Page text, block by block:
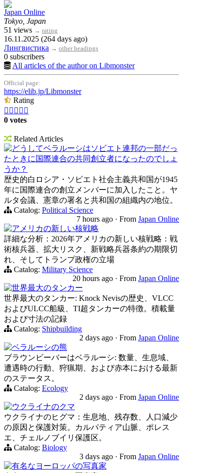
Japan Online
Tokyo, Japan
51 views → rating
16.11.2025 (264 days ago)
Лингвистика → other headings
0 subscribers
All articles of the author on Libmonster
Official page:
https://elib.jp/Libmonster
Rating
    
0 votes
Related Articles
どうしてベラルーシはソビエト連邦の一部だっ
たときに国際連合の共同創立者になったのでしょ
うか？
歴史的白ロシア・ソビエト社会主義共和国が1945
年に国際連合の創立メンバーに加入したこと。ヤ
ルタ会議、憲章の署名と共和国の組織内の地位。
Catalog: Political Science
7 hours ago · From Japan Online
アメリカの新しい核戦略
詳細な分析：2026年アメリカの新しい核戦略：戦
術核兵器、拡大リスク、新戦略兵器条約の期限切
れ、そしてトランプ政権の立場
Catalog: Military Science
20 hours ago · From Japan Online
世界最大のタンカー
世界最大のタンカー: Knock Nevisの歴史、VLCC
およびULCC船級、TI超タンカーの特徴。積載量
および寸法の記録
Catalog: Shipbuilding
2 days ago · From Japan Online
ベラルーシの熊
ブラウンビーバーはベラルーシ: 数量、生息域、
遭遇時の行動、狩猟期、および赤本における最新
のステータス。
Catalog: Ecology
2 days ago · From Japan Online
ウクライナのクマ
ウクライナのヒグマ：生息地、残存数、人口減少
の原因と保護対策。カルパティア山脈、ポレス
エ、チェルノブイリ保護区。
Catalog: Biology
3 days ago · From Japan Online
有名なヨーロッパの写真家